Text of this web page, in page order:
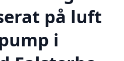
på luft
i